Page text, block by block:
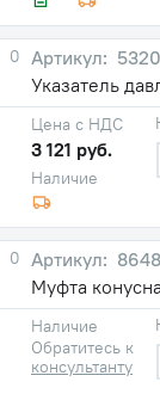
0
Указатель
Наличие
Цена с НДС
3 121 руб.
0
Муфта
Наличие
Обратитесь к
консультанту